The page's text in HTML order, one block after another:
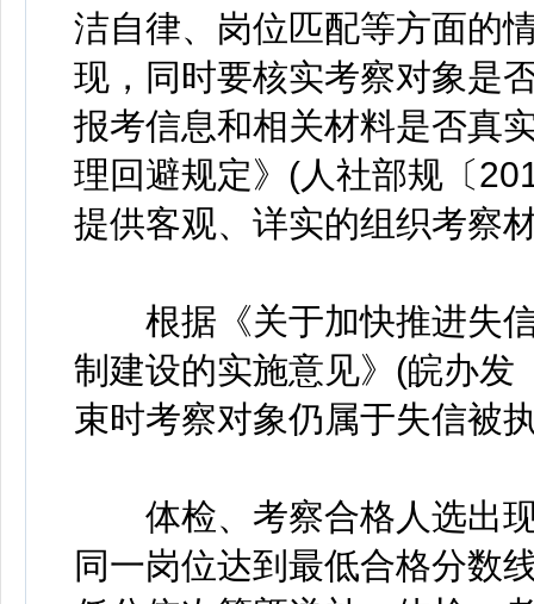
洁自律、岗位匹配等方面的
现，同时要核实考察对象是
报考信息和相关材料是否真
理回避规定》(人社部规〔
提供客观、详实的组织考察
根据《关于加快推进失信
制建设的实施意见》(皖办发
束时考察对象仍属于失信被
体检、考察合格人选出现
同一岗位达到最低合格分数